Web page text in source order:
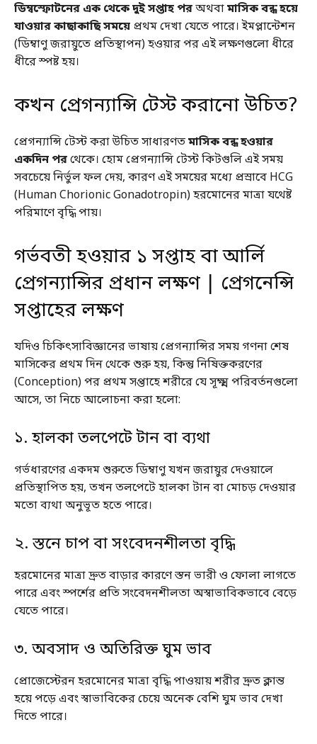
ডিম্বস্ফোটনের এক থেকে দুই সপ্তাহ পরঅথবামাসিক বন্ধ হয়ে
যাওয়ার কাছাকাছি সময়ে প্রথম দেখা যেতে পারে। ইমপ্লান্টেশন
(ডিম্বাণু জরায়ুতে প্রতিস্থাপন) হওয়ার পর এই লক্ষণগুলো ধীরে
ধীরে স্পষ্ট হয়।
কখন প্রেগন্যান্সি টেস্ট করানো উচিত?
প্রেগন্যান্সি টেস্ট করা উচিত সাধারণতমাসিক বন্ধ হওয়ার
একদিন পরথেকে। হোম প্রেগন্যান্সি টেস্ট কিটগুলি এই সময়
সবচেয়ে নির্ভুল ফল দেয়, কারণ এই সময়ের মধ্যে প্রস্রাবে HCG
(Human Chorionic Gonadotropin) হরমোনের মাত্রা যথেষ্ট
পরিমাণে বৃদ্ধি পায়।
গর্ভবতী হওয়ার ১ সপ্তাহ বা আর্লি
প্রেগন্যান্সির প্রধান লক্ষণ | প্রেগনেন্সি
সপ্তাহের লক্ষণ
যদিও চিকিৎসাবিজ্ঞানের ভাষায় প্রেগন্যান্সির সময় গণনা শেষ
মাসিকের প্রথম দিন থেকে শুরু হয়, কিন্তু নিষিক্তকরণের
(Conception) পর প্রথম সপ্তাহে শরীরে যে সূক্ষ্ম পরিবর্তনগুলো
আসে, তা নিচে আলোচনা করা হলো:
১. হালকা তলপেটে টান বা ব্যথা
গর্ভধারণের একদম শুরুতে ডিম্বাণু যখন জরায়ুর দেওয়ালে
প্রতিস্থাপিত হয়, তখন তলপেটে হালকা টান বা মোচড় দেওয়ার
মতো ব্যথা অনুভূত হতে পারে।
২. স্তনে চাপ বা সংবেদনশীলতা বৃদ্ধি
হরমোনের মাত্রা দ্রুত বাড়ার কারণে স্তন ভারী ও ফোলা লাগতে
পারে এবং স্পর্শের প্রতি সংবেদনশীলতা অস্বাভাবিকভাবে বেড়ে
যেতে পারে।
৩. অবসাদ ও অতিরিক্ত ঘুম ভাব
প্রোজেস্টেরন হরমোনের মাত্রা বৃদ্ধি পাওয়ায় শরীর দ্রুত ক্লান্ত
হয়ে পড়ে এবং স্বাভাবিকের চেয়ে অনেক বেশি ঘুম ভাব দেখা
দিতে পারে।